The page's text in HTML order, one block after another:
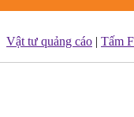
Vật tư quảng cáo | Tấm